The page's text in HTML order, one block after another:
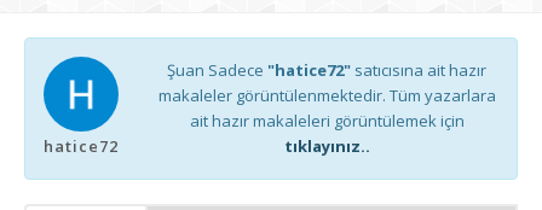
EDITÖRLÜK
BACKLINK
YAZARLAR
ARAÇLAR
hatice72
Şuan Sadece "hatice72" satıcısına ait hazır
makaleler görüntülenmektedir. Tüm yazarlara
ait hazır makaleleri görüntülemek için
tıklayınız..